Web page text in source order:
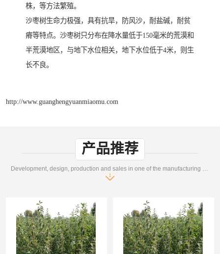
株，等方法繁殖。
沙枣树生命力极强，具有抗旱，防风沙，耐盐碱，耐贫
瘠等特点。沙枣树只分布在降水量低于150毫米的荒漠和
半荒漠地区，与地下水位相关，地下水位低于4米，则生
长不良。
http://www.guanghengyuanmiaomu.com
产品推荐